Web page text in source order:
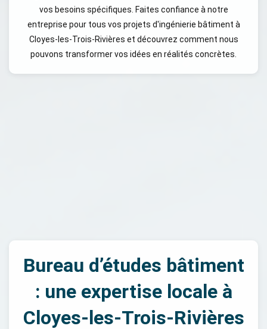
vos besoins spécifiques. Faites confiance à notre
entreprise pour tous vos projets d'ingénierie bâtiment à
Cloyes-les-Trois-Rivières et découvrez comment nous
pouvons transformer vos idées en réalités concrètes.
Bureau d’études bâtiment
: une expertise locale à
Cloyes-les-Trois-Rivières